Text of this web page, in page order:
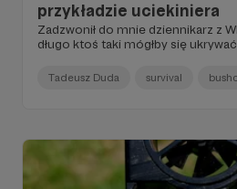
przykładzie uciekiniera
Zadzwonił do mnie dziennikarz z
długo ktoś taki mógłby się ukrywać.
Tadeusz Duda survival